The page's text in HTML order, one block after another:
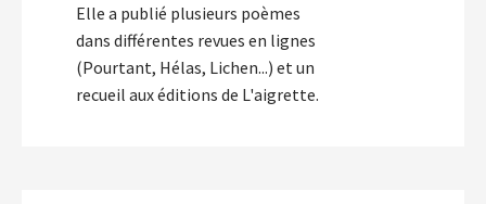
Elle a publié plusieurs poèmes
dans différentes revues en lignes
(Pourtant, Hélas, Lichen...) et un
recueil aux éditions de L'aigrette.